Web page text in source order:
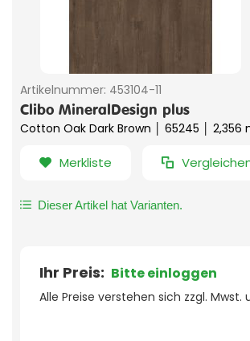
Artikelnummer: 453104-11
Clibo MineralDesign plus
Cotton Oak Dark Brown │ 65245 │ 2,356
Merkliste
Dieser Artikel hat Varianten.
Ihr Preis: Bitte einloggen
Alle Preise verstehen sich zzgl. Mwst.